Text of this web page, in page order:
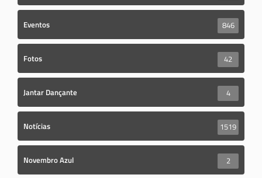
Eventos 846
Fotos 42
Jantar Dançante 4
Notícias 1519
Novembro Azul 2